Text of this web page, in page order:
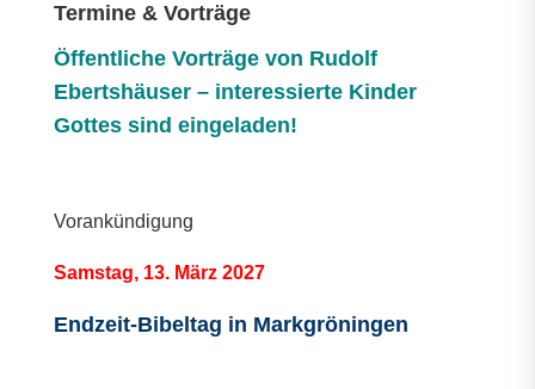
Termine & Vorträge
Öffentliche Vorträge von Rudolf
Ebertshäuser – interessierte Kinder
Gottes sind eingeladen!
Vorankündigung
Samstag, 13. März 2027
Endzeit-Bibeltag in Markgröningen